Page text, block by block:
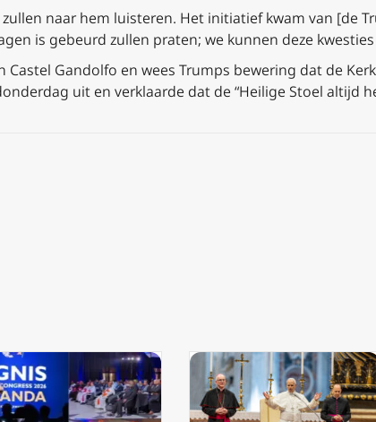
naar hem luisteren. Het initiatief kwam van [de
is gebeurd zullen praten; we kunnen deze
Gandolfo en wees Trumps bewering dat de
uit en verklaarde dat de “Heilige Stoel altijd